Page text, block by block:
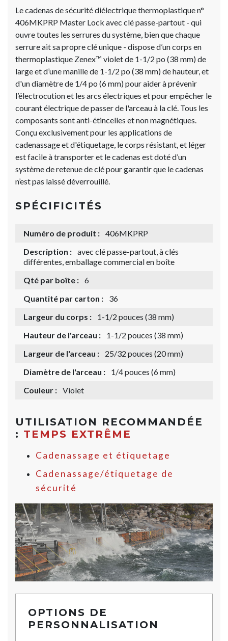
Le cadenas de sécurité diélectrique thermoplastique n°
406MKPRP Master Loc​​​​​​​k avec clé passe-partout - qui
ouvre toutes les serrures du système, bien que chaque
serrure ait sa propre clé unique - dispose d’un corps en
thermoplastique Zenex™ violet de 1-1/2 po (38 mm) de
large et d’une manille de 1-1/2 po (38 mm) de hauteur, et
d'un diamètre de 1/4 po (6 mm) pour aider à prévenir
l’électrocution et les arcs électriques et pour empêcher le
courant électrique de passer de l'arceau à la clé. Tous les
composants sont anti-étincelles et non magnétiques.
Conçu exclusivement pour les applications de
cadenassage et d'étiquetage, le corps résistant, et léger
est facile à transporter et le cadenas est doté d’un
système de retenue de clé pour garantir que le cadenas
n’est pas laissé déverrouillé.
SPÉCIFICITÉS
Numéro de produit : 406MKPRP
Description : avec clé passe-partout, à clés
différentes, emballage commercial en boîte
Qté par boîte : 6
Quantité par carton :
36
Largeur du corps :
1-1/2 pouces (38 mm)
Hauteur de l'arceau :
1-1/2 pouces (38 mm)
Largeur de l'arceau :
25/32 pouces (20 mm)
Diamètre de l'arceau :
1/4 pouces (6 mm)
Couleur : Violet
UTILISATION RECOMMANDÉE
: TEMPS EXTRÊME
Cadenassage et étiquetage
Cadenassage/étiquetage de
sécurité
OPTIONS DE
PERSONNALISATION